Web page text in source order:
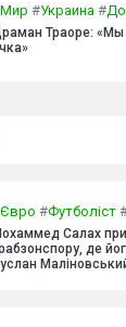
Мир #Украина #
Траоре: «Мы
Євро #Футболіст
Салах
де